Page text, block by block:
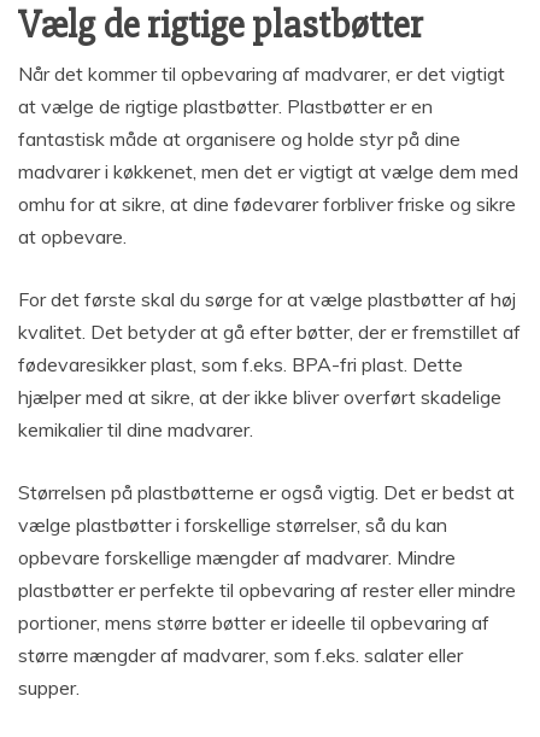
Vælg de rigtige plastbøtter
Når det kommer til opbevaring af madvarer, er det vigtigt
at vælge de rigtige plastbøtter. Plastbøtter er en
fantastisk måde at organisere og holde styr på dine
madvarer i køkkenet, men det er vigtigt at vælge dem med
omhu for at sikre, at dine fødevarer forbliver friske og sikre
at opbevare.
For det første skal du sørge for at vælge plastbøtter af høj
kvalitet. Det betyder at gå efter bøtter, der er fremstillet af
fødevaresikker plast, som f.eks. BPA-fri plast. Dette
hjælper med at sikre, at der ikke bliver overført skadelige
kemikalier til dine madvarer.
Størrelsen på plastbøtterne er også vigtig. Det er bedst at
vælge plastbøtter i forskellige størrelser, så du kan
opbevare forskellige mængder af madvarer. Mindre
plastbøtter er perfekte til opbevaring af rester eller mindre
portioner, mens større bøtter er ideelle til opbevaring af
større mængder af madvarer, som f.eks. salater eller
supper.